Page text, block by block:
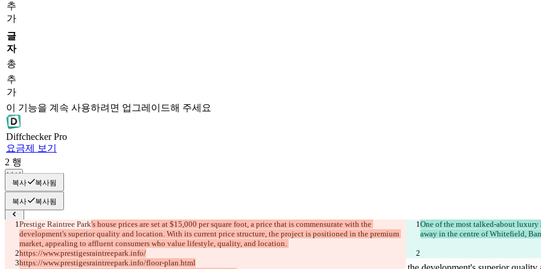
추
가
글
자
총
추
가
이 기능을 계속 사용하려면 업그레이드해 주세요
DiffcheckerPro
요금제 보기
2 행
복사
복사 복사됨
복사 복사됨
Prestige Raintree Park's house prices are set at $15,000 per square foot, a price that is commensurate with the
development's superior quality and location. With its current price structure, the project is positioned in the premium
market, appealing to affluent consumers who value lifestyle, quality, and location.
One of the most talked-about
away in the centre of Whitefield,
https://www.prestigesraintreepark.info/
https://www.prestigesraintreepark.info/floor-plan.html
저장된 비교 결과
원본